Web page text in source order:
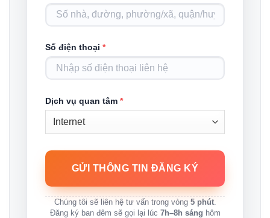
Số điện thoại *
Dịch vụ quan tâm *
Chúng tôi sẽ liên hệ tư vấn trong vòng 5 phút.
Đăng ký ban đêm sẽ gọi lại lúc 7h–8h sáng hôm